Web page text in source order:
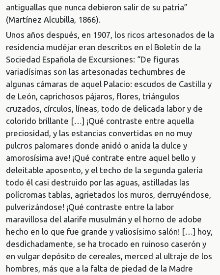
antiguallas que nunca debieron salir de su patria”
(Martínez Alcubilla, 1866).
Unos años después, en 1907, los ricos artesonados de la
residencia mudéjar eran descritos en el Boletín de la
Sociedad Española de Excursiones: “De figuras
variadísimas son las artesonadas techumbres de
algunas cámaras de aquel Palacio: escudos de Castilla y
de León, caprichosos pájaros, flores, triángulos
cruzados, círculos, líneas, todo de delicada labor y de
colorido brillante […] ¡Qué contraste entre aquella
preciosidad, y las estancias convertidas en no muy
pulcros palomares donde anidó o anida la dulce y
amorosísima ave! ¡Qué contrate entre aquel bello y
deleitable aposento, y el techo de la segunda galería
todo él casi destruido por las aguas, astilladas las
polícromas tablas, agrietados los muros, derruyéndose,
pulverizándose! ¡Qué contraste entre la labor
maravillosa del alarife musulmán y el horno de adobe
hecho en lo que fue grande y valiosísimo salón! […] hoy,
desdichadamente, se ha trocado en ruinoso caserón y
en vulgar depósito de cereales, merced al ultraje de los
hombres, más que a la falta de piedad de la Madre